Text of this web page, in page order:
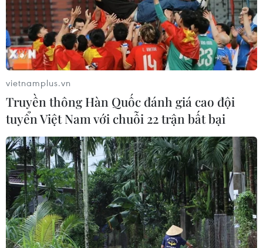
vietnamplus.vn
Truyền thông Hàn Quốc đánh giá cao đội
tuyển Việt Nam với chuỗi 22 trận bất bại